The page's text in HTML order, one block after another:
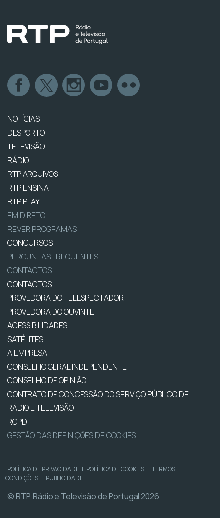
NOTÍCIAS
DESPORTO
TELEVISÃO
RÁDIO
RTP ARQUIVOS
RTP ENSINA
RTP PLAY
EM DIRETO
REVER PROGRAMAS
CONCURSOS
PERGUNTAS FREQUENTES
CONTACTOS
CONTACTOS
PROVEDORA DO TELESPECTADOR
PROVEDORA DO OUVINTE
ACESSIBILIDADES
SATÉLITES
A EMPRESA
CONSELHO GERAL INDEPENDENTE
CONSELHO DE OPINIÃO
CONTRATO DE CONCESSÃO DO SERVIÇO PÚBLICO DE
RÁDIO E TELEVISÃO
RGPD
GESTÃO DAS DEFINIÇÕES DE COOKIES
POLÍTICA DE PRIVACIDADE | POLÍTICA DE COOKIES | TERMOS E
CONDIÇÕES | PUBLICIDADE
© RTP, Rádio e Televisão de Portugal 2026